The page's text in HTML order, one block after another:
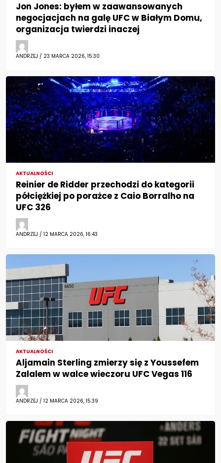
Jon Jones: byłem w zaawansowanych
negocjacjach na galę UFC w Białym Domu,
organizacja twierdzi inaczej
ANDRZEJ / 23 MARCA 2026, 15:30
AKTUALNOŚCI
Reinier de Ridder przechodzi do kategorii
półciężkiej po porażce z Caio Borralho na
UFC 326
ANDRZEJ / 12 MARCA 2026, 16:43
AKTUALNOŚCI
Aljamain Sterling zmierzy się z Youssefem
Zalalem w walce wieczoru UFC Vegas 116
ANDRZEJ / 12 MARCA 2026, 15:39